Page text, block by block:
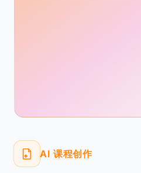
AI 课程创作